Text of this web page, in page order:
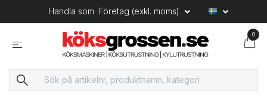
Handla som Företag (exkl. moms)
0